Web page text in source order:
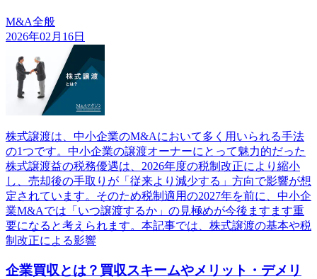
M&A全般
2026年02月16日
株式譲渡は、中小企業のM&Aにおいて多く用いられる手法
の1つです。中小企業の譲渡オーナーにとって魅力的だった
株式譲渡益の税務優遇は、2026年度の税制改正により縮小
し、売却後の手取りが「従来より減少する」方向で影響が想
定されています。そのため税制適用の2027年を前に、中小企
業M&Aでは「いつ譲渡するか」の見極めが今後ますます重
要になると考えられます。本記事では、株式譲渡の基本や税
制改正による影響
企業買収とは？買収スキームやメリット・デメリ